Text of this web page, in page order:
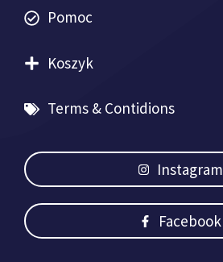
Pomoc
Koszyk
Terms & Contidions
Instagram
Facebook